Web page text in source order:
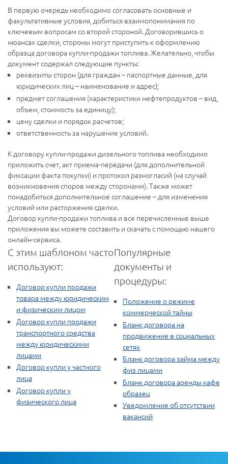
В первую очередь необходимо согласовать основные и
факультативные условия, добиться взаимопонимания по
ключевым вопросам со второй стороной. Договорившись о
нюансах сделки, стороны могут приступить к оформлению
образца договора купли-продажи топлива. Желательно, чтобы
документ содержал следующие пункты:
реквизиты сторон (для граждан – паспортные данные, для
юридических лиц – наименование и адрес);
предмет соглашения (характеристики нефтепродуктов – вид,
объем, стоимость за единицу);
цену сделки и порядок расчетов;
ответственность за нарушение условий.
К договору купли-продажи дизельного топлива необходимо
приложить счет, акт приема-передачи (для дополнительной
фиксации факта покупки) и протокол разногласий (на случай
возникновения споров между сторонами). Также может
понадобиться дополнительное соглашение – для изменения
условий или расторжения сделки.
Договор купли-продажи топлива и все перечисленные выше
приложения вы можете составить и скачать с помощью нашего
онлайн-сервиса.
С этим шаблоном часто
используют:
Договор купли продажи
товара между юридическим
и физическим лицом
Договор купли продажи
транспортного средства
между юридическими
лицами
Договор купли у частного
лица
Договор купли у
физического лица
Популярные
документы и
процедуры:
Положение о режиме
коммерческой тайны
Бланк договора на
продвижение в социальных
сетях
Бланк договора займа между
физ лицами
Бланк договора аренды кафе
образец
Уведомление об отсутствии
вакансий